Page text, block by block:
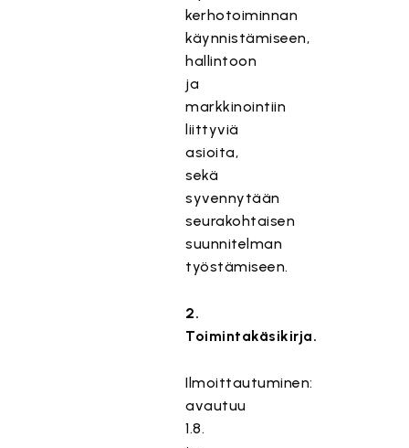
kerhotoiminnan
käynnistämiseen,
hallintoon
ja
markkinointiin
liittyviä
asioita,
sekä
syvennytään
seurakohtaisen
suunnitelman
työstämiseen.
2.
Toimintakäsikirja.
Ilmoittautuminen:
avautuu
1.8.